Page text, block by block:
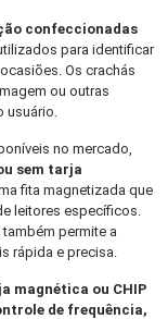
confeccionadas
para identificar
Os crachás
ou outras
usuário.
no mercado,
sem tarja
fita magnetizada que
leitores específicos.
também permite a
rápida e precisa.
magnética ou CHIP
de frequência,